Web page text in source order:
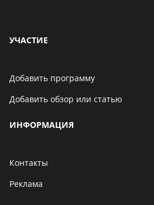
УЧАСТИЕ
Добавить программу
Добавить обзор или статью
ИНФОРМАЦИЯ
Контакты
Реклама